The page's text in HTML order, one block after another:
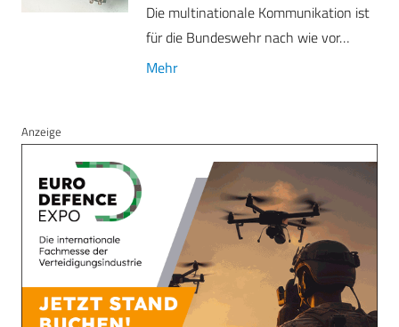
Die multinationale Kommunikation ist
für die Bundeswehr nach wie vor…
Mehr
Anzeige